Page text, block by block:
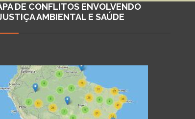
DE CONFLITOS ENVOLVENDO
AMBIENTAL E SAÚDE